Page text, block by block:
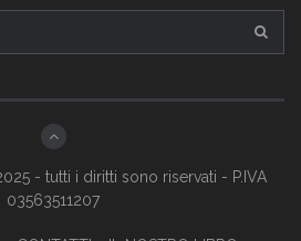
- tutti i diritti sono riservati - P.IVA
03563511207